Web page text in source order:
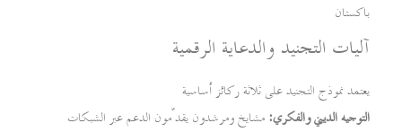
باكستان
آليات التجنيد والدعاية الرقمية
يعتمد نموذج التجنيد على ثلاثة ركائز أساسية
التوجيه الديني والفكري:مشايخ ومرشدون يقدّمون الدعم عبر الشبكات